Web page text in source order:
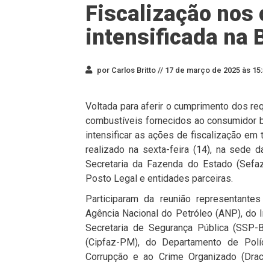
Fiscalização
intensificada na
por Carlos Britto // 17 de março de 2025 às
Voltada para aferir o cumprimento dos
combustíveis fornecidos ao consumidor
intensificar as ações de fiscalização em
realizado na sexta-feira (14), na sede
Secretaria da Fazenda do Estado
Posto Legal e entidades parceiras.
Participaram da reunião
Agência Nacional do Petróleo (ANP),
Secretaria de Segurança Pública
(Cipfaz-PM), do Departamento de
Corrupção e ao Crime Organizado